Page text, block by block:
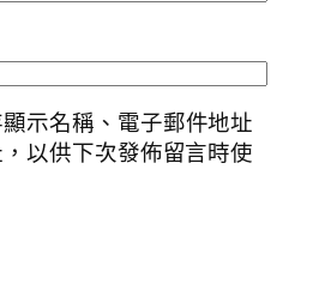
示名稱、電子郵件地址
以供下次發佈留言時使